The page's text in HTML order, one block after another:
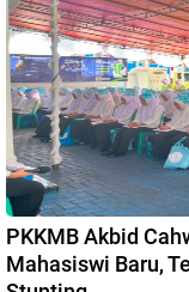
PKKMB Akbid
Mahasiswi Baru,